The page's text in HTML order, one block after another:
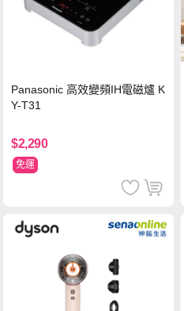
Panasonic 高效變頻IH電磁爐 K
Y-T31
$2,290
免運